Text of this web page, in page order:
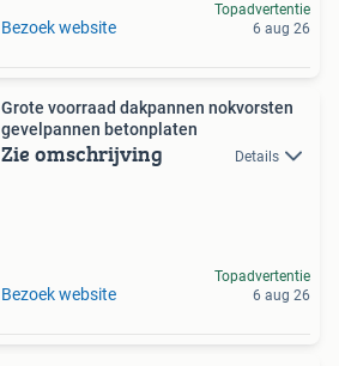
Bezoek website
Topadvertentie
6 aug 26
Grote voorraad dakpannen nokvorsten
gevelpannen betonplaten
Zie omschrijving Details
Bezoek website
Topadvertentie
6 aug 26